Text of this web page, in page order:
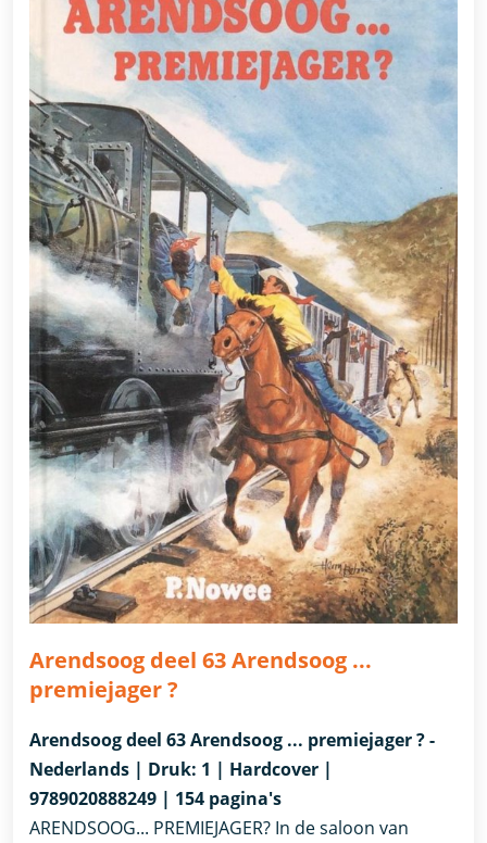
Arendsoog deel 63 Arendsoog ...
premiejager ?
Arendsoog deel 63 Arendsoog ... premiejager ? -
Nederlands | Druk: 1 | Hardcover |
9789020888249 | 154 pagina's
ARENDSOOG... PREMIEJAGER? In de saloon van